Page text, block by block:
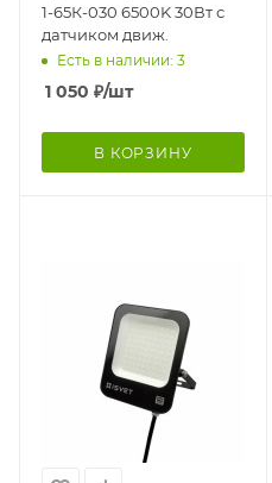
1-65К-030 6500K 30Вт с
датчиком движ.
Есть в наличии: 3
1 050 ₽/шт
В КОРЗИНУ